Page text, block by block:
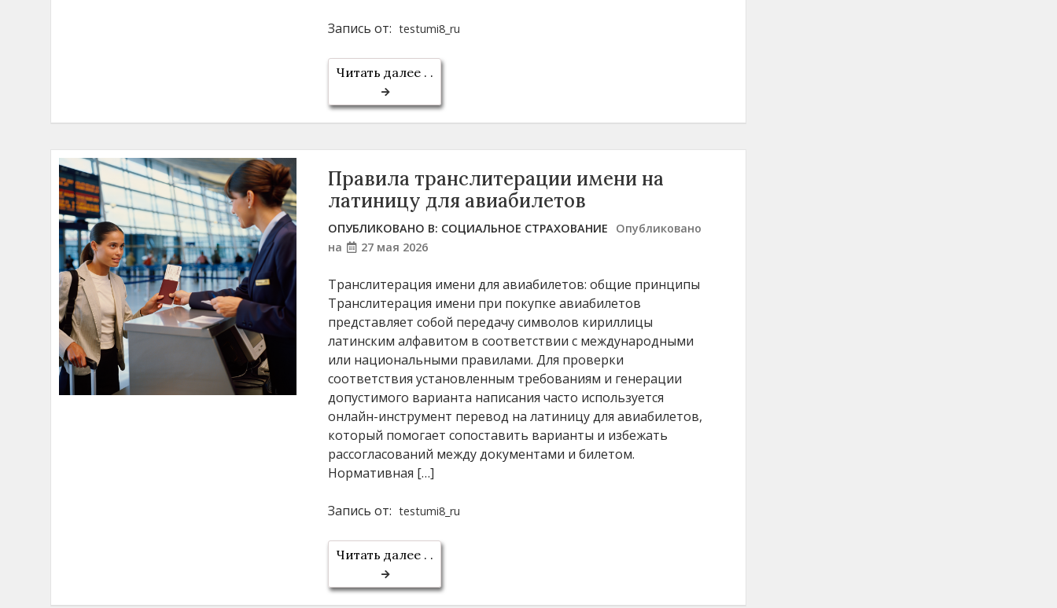
Запись от: testumi8_ru
Читать далее . .
Правила транслитерации имени на
латиницу для авиабилетов
ОПУБЛИКОВАНО В: СОЦИАЛЬНОЕ СТРАХОВАНИЕ
Опубликовано
на
27 мая 2026
Транслитерация имени для авиабилетов: общие принципы
Транслитерация имени при покупке авиабилетов
представляет собой передачу символов кириллицы
латинским алфавитом в соответствии с международными
или национальными правилами. Для проверки
соответствия установленным требованиям и генерации
допустимого варианта написания часто используется
онлайн-инструмент перевод на латиницу для авиабилетов,
который помогает сопоставить варианты и избежать
рассогласований между документами и билетом.
Нормативная […]
Запись от: testumi8_ru
Читать далее . .